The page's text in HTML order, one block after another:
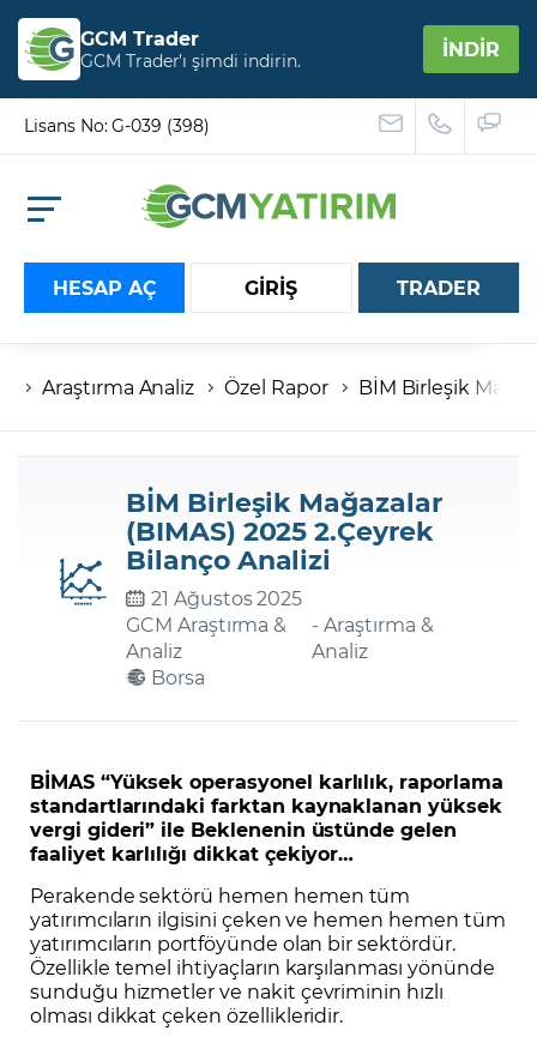
GCM Trader
GCM Trader’ı şimdi indirin. İNDİR
Lisans No: G-039 (398)
HESAP AÇ GİRİŞ
Hesap numaranız
Şifreniz
Şifremi Unuttum
TRADER
Araştırma Analiz Özel Rapor BİM Birleşik
BİM Birleşik Mağazalar
(BIMAS) 2025 2.Çeyrek
Bilanço Analizi
21 Ağustos 2025
GCM Araştırma &
Analiz
- Araştırma &
Analiz
Borsa
BİMAS “Yüksek operasyonel karlılık, raporlama
standartlarındaki farktan kaynaklanan yüksek
vergi gideri” ile Beklenenin üstünde gelen
faaliyet karlılığı dikkat çekiyor…
Perakende sektörü hemen hemen tüm
yatırımcıların ilgisini çeken ve hemen hemen tüm
yatırımcıların portföyünde olan bir sektördür.
Özellikle temel ihtiyaçların karşılanması yönünde
sunduğu hizmetler ve nakit çevriminin hızlı
olması dikkat çeken özellikleridir.